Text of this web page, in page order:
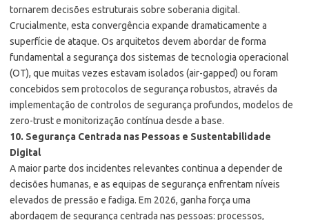
tornarem decisões estruturais sobre soberania digital.
Crucialmente, esta convergência expande dramaticamente a
superfície de ataque. Os arquitetos devem abordar de forma
fundamental a segurança dos sistemas de tecnologia operacional
(OT), que muitas vezes estavam isolados (air-gapped) ou foram
concebidos sem protocolos de segurança robustos, através da
implementação de controlos de segurança profundos, modelos de
zero-trust e monitorização contínua desde a base.
10. Segurança Centrada nas Pessoas e Sustentabilidade
Digital
A maior parte dos incidentes relevantes continua a depender de
decisões humanas, e as equipas de segurança enfrentam níveis
elevados de pressão e fadiga. Em 2026, ganha força uma
abordagem de segurança centrada nas pessoas: processos,